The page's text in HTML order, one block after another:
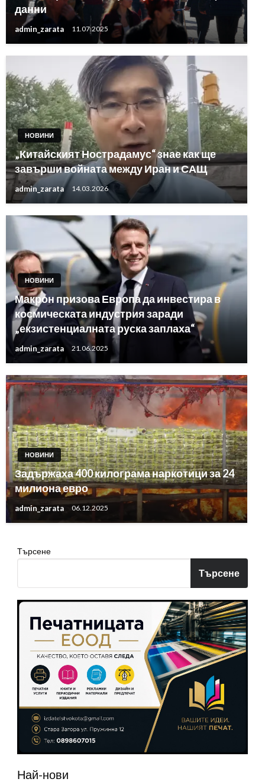
данни
admin_zarata 11.07.2025
НОВИНИ
„Китайският Нострадамус“ знае как ще
завърши войната между Иран и САЩ
admin_zarata 14.03.2026
НОВИНИ
Макрон призова Европа да инвестира в
космическата индустрия заради
„екзистенциалната руска заплаха“
admin_zarata 21.06.2025
НОВИНИ
Задържаха 400 килограма наркотици за 24
милиона евро
admin_zarata 06.12.2025
Търсене
Търсене
Най-нови